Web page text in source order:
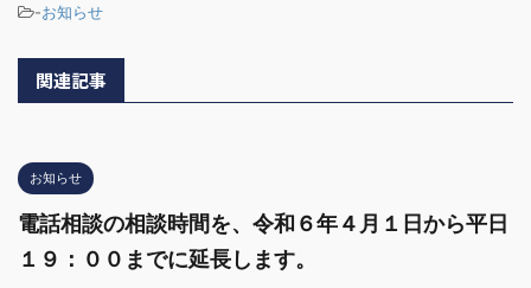
-お知らせ
関連記事
お知らせ
電話相談の相談時間を、令和６年４月１日から平日
１９：００までに延長します。